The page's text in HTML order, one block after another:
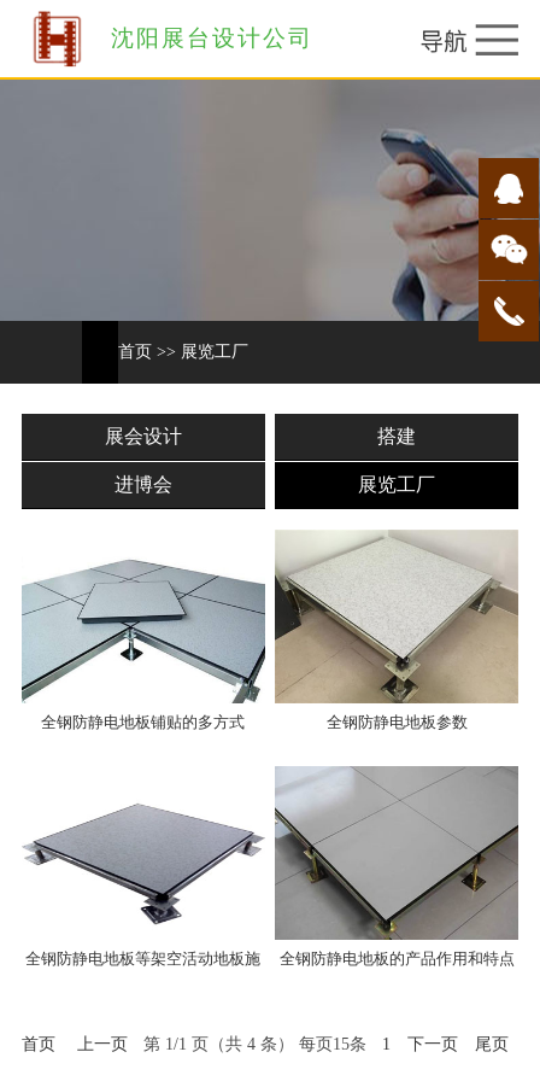
沈阳展台设计公司
首页 >> 展览工厂
展会设计 搭建
进博会 展览工厂
全钢防静电地板铺贴的多方式 全钢防静电地板参数
全钢防静电地板等架空活动地板施 全钢防静电地板的产品作用和特点
首页 上一页 第 1/1 页（共 4 条） 每页15条 1 下一页 尾页